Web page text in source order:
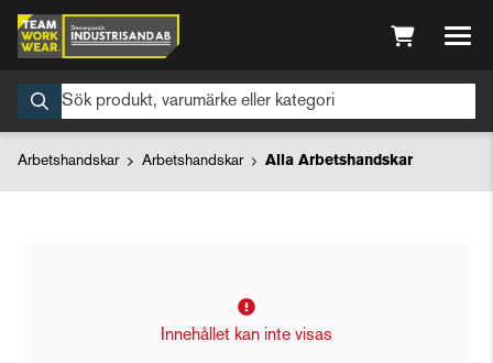
Arbetshandskar Arbetshandskar Alla Arbetshandskar
Innehållet kan inte visas